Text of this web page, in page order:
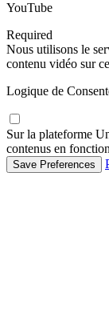
YouTube
Required
Nous utilisons le
contenu vidéo sur
Logique de
Sur la plateforme
contenus en